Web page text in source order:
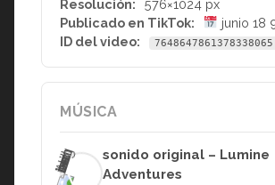
Resolución:
576×1024 px
Publicado en TikTok:
junio 18
ID del video:
7648647861378338065
MÚSICA
sonido original – Lumine
Adventures